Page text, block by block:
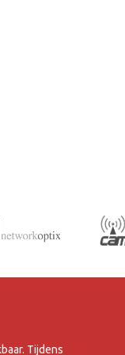
Tijdens